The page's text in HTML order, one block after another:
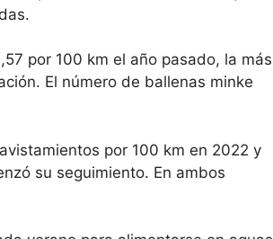
por 100 km el año pasado, la más
El número de ballenas minke
por 100 km en 2022 y
su seguimiento. En ambos